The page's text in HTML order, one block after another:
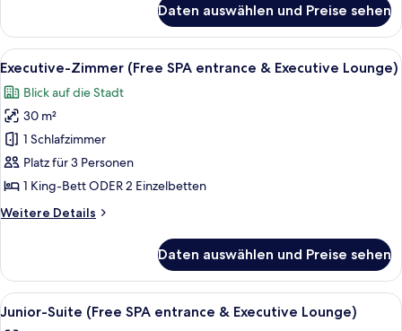
Room
Premium
Daten auswählen und Preise sehen
Alle
Fotos
für
Executive-
Zimmer
(Free
SPA
&
anzeigen
Ein modernes Hotelzimmer mit
7
Executive-Zimmer (Free SPA entrance & Executive Lounge)
Blick auf die Stadt
30 m²
1 Schlafzimmer
Platz für 3 Personen
1 King-Bett ODER 2 Einzelbetten
Weitere Details
Weitere
Zimmer
(Free
SPA
Daten auswählen und Preise sehen
Alle
Fotos
Ein Hotelzimmer mit einem
8
Junior-Suite (Free SPA entrance & Executive Lounge)